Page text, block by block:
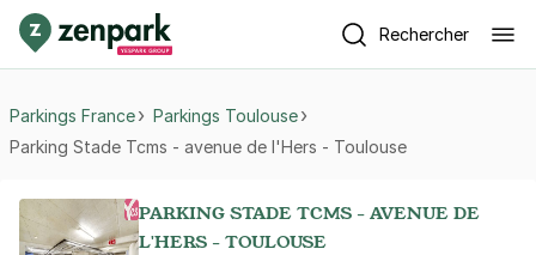
Rechercher
Parkings France
Parkings Toulouse
Parking Stade Tcms - avenue de l'Hers - Toulouse
PARKING STADE TCMS - AVENUE DE
L'HERS - TOULOUSE